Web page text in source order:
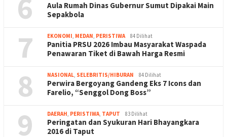
6
Aula Rumah Dinas Gubernur Sumut Dipakai Main
Sepakbola
7 EKONOMI MEDAN PERISTIWA 84 Dilihat
Panitia PRSU 2026 Imbau Masyarakat Waspada
Penawaran Tiket di Bawah Harga Resmi
8 NASIONAL SELEBRITIS/HIBURAN 84 Dilihat
Perwira Bergoyang Gandeng Eks 7 Icons dan
Farelio, “Senggol Dong Boss”
9 DAERAH PERISTIWA TAPUT 83 Dilihat
Peringatan dan Syukuran Hari Bhayangkara
2016 di Taput